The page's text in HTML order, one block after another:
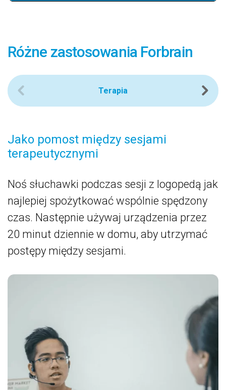
Różne zastosowania Forbrain
Terapia
Jako pomost między sesjami
terapeutycznymi
Noś słuchawki podczas sesji z logopedą jak
najlepiej spożytkować wspólnie spędzony
czas. Następnie używaj urządzenia przez
20 minut dziennie w domu, aby utrzymać
postępy między sesjami.